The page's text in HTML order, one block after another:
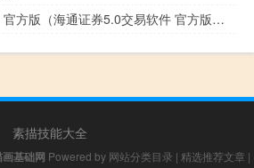
海通证券5.0交易软件 官方版（海通证券5.0交易软件 官方版功能简介）
素描技能大全
基础网 Powered by 网站分类目录 | 精选推荐文章 |